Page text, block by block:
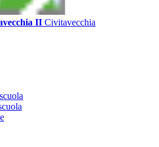
II Civitavecchia